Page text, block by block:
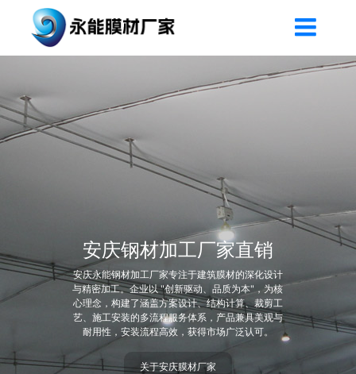
安庆钢材加工厂家直销
安庆永能钢材加工厂家专注于建筑膜材的深化设计
与精密加工。企业以 "创新驱动、品质为本"，为核
心理念，构建了涵盖方案设计、结构计算、裁剪工
艺、施工安装的多流程服务体系，产品兼具美观与
耐用性，安装流程高效，获得市场广泛认可。
关于安庆膜材厂家